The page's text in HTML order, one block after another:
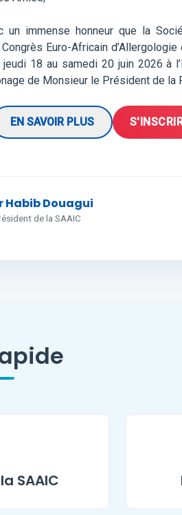
un immense honneur que la
Euro-Africain
jeudi 18 au samedi 20 juin 2026 à
de Monsieur le Président de la
EN SAVOIR PLUS
Habib Douagui
de la SAAIC
SAAIC